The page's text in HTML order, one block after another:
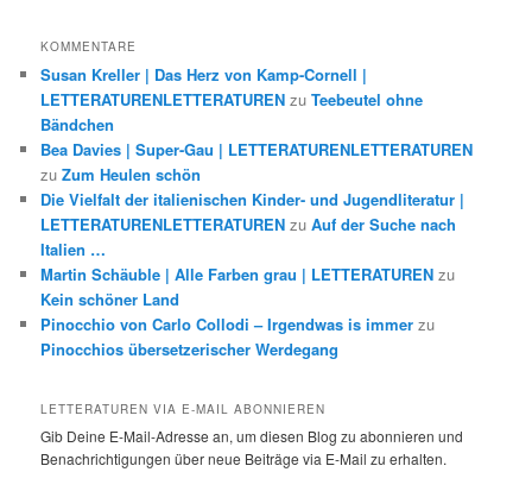
KOMMENTARE
Susan Kreller | Das Herz von Kamp-Cornell |
LETTERATURENLETTERATUREN zuTeebeutel ohne
Bändchen
Bea Davies | Super-Gau | LETTERATURENLETTERATUREN
zuZum Heulen schön
Die Vielfalt der italienischen Kinder- und Jugendliteratur |
LETTERATURENLETTERATUREN zuAuf der Suche nach
Italien …
Martin Schäuble | Alle Farben grau | LETTERATUREN zu
Kein schöner Land
Pinocchio von Carlo Collodi – Irgendwas is immer zu
Pinocchios übersetzerischer Werdegang
LETTERATUREN VIA E-MAIL ABONNIEREN
Gib Deine E-Mail-Adresse an, um diesen Blog zu abonnieren und
Benachrichtigungen über neue Beiträge via E-Mail zu erhalten.